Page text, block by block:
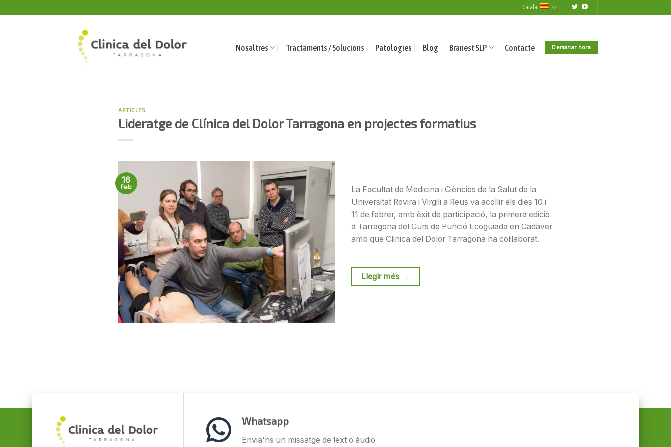
to
Català
Nosaltres Tractaments / Solucions Patologies Blog Branest SLP Contacte Demanar hora
ARTICLES
Lideratge de Clínica del Dolor Tarragona en projectes formatius
16
Feb
La Facultat de Medicina i Ciències de la Salut de la
Universitat Rovira i Virgili a Reus va acollir els dies 10 i
11 de febrer, amb èxit de participació, la primera edició
a Tarragona del Curs de Punció Ecoguiada en Cadàver
amb que Clinica del Dolor Tarragona ha col·laborat.
Llegir més →
Whatsapp
Envia'ns un missatge de text o àudio